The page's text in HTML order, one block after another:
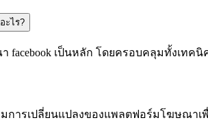
ะไร?
เป็นหลัก โดยครอบคลุมทั้งเทค
มการเปลี่ยนแปลงของแพลตฟอร์มโฆษณา